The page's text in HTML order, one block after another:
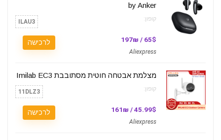
by Anker
קופון: ILAU3
65$ / 197₪
Aliexpress
לרכישה
מצלמת אבטחה חוטית מסתובבת Imilab EC3
קופון: 11DLZ3
45.99$ / 161₪
Aliexpress
לרכישה